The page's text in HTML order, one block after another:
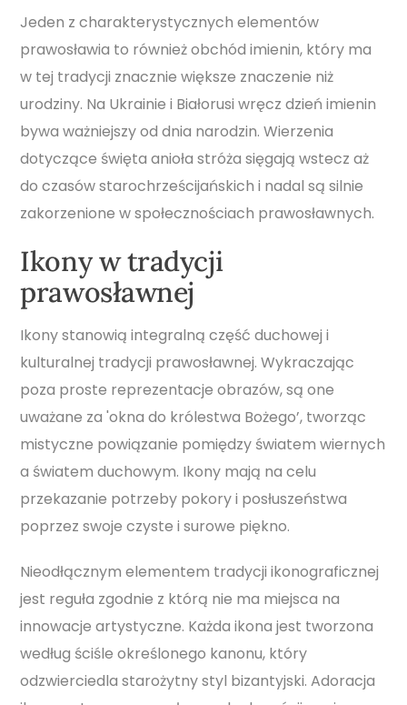
Jeden z charakterystycznych elementów
prawosławia to również obchód imienin, który ma
w tej tradycji znacznie większe znaczenie niż
urodziny. Na Ukrainie i Białorusi wręcz dzień imienin
bywa ważniejszy od dnia narodzin. Wierzenia
dotyczące święta anioła stróża sięgają wstecz aż
do czasów starochrześcijańskich i nadal są silnie
zakorzenione w społecznościach prawosławnych.
Ikony w tradycji
prawosławnej
Ikony stanowią integralną część duchowej i
kulturalnej tradycji prawosławnej. Wykraczając
poza proste reprezentacje obrazów, są one
uważane za 'okna do królestwa Bożego’, tworząc
mistyczne powiązanie pomiędzy światem wiernych
a światem duchowym. Ikony mają na celu
przekazanie potrzeby pokory i posłuszeństwa
poprzez swoje czyste i surowe piękno.
Nieodłącznym elementem tradycji ikonograficznej
jest reguła zgodnie z którą nie ma miejsca na
innowacje artystyczne. Każda ikona jest tworzona
według ściśle określonego kanonu, który
odzwierciedla starożytny styl bizantyjski. Adoracja